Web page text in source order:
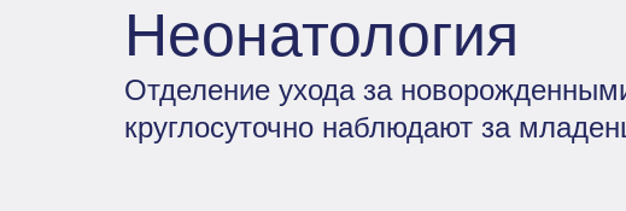
Неонатология
Отделение ухода за
круглосуточно наблюдают за